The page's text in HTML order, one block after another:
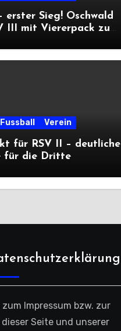
erster Sieg! Oschwald
III mit Viererpack zu
Fussball Verein
für RSV II – deutliche
für die Dritte
Impressum bzw. zur
Seite und unserer